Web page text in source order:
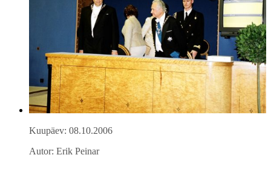
Kuupäev: 08.10.2006
Autor: Erik Peinar